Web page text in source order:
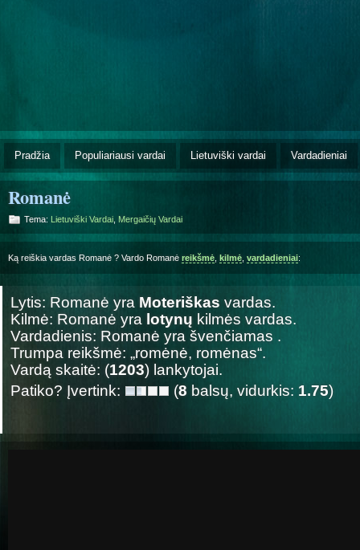
Pradžia Populiariausi vardai Lietuviški vardai Vardadieniai
Romanė
Tema: Lietuviški Vardai Mergaičių Vardai
Ką reiškia vardas Romanė ? Vardo Romanė reikšmė kilmė vardadieniai:
Lytis: Romanė yra Moteriškas vardas.
Kilmė: Romanė yra lotynų kilmės vardas.
Vardadienis: Romanė yra švenčiamas .
Trumpa reikšmė: „romėnė, romėnas“.
Vardą skaitė: (1203) lankytojai.
Patiko? Įvertink:
(8 balsų, vidurkis: 1.75)